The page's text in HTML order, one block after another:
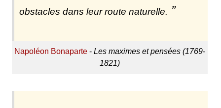
obstacles dans leur route naturelle.
Napoléon Bonaparte- Les maximes et pensées (1769-
1821)